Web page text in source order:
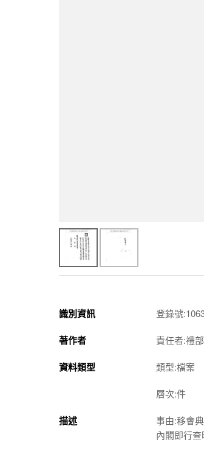
識別資訊 登錄號
著作者 責任者:禮部
資料類型 類型:檔案
層次:件
描述
事由:移會
內閣即行